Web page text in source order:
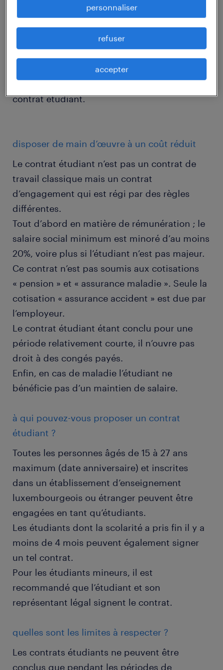
fiscal et social avantageux.
un de vos cadres ou employés expérimentés
Voici les principales choses à connaître sur le
contrat étudiant.
disposer de main d’œuvre à un coût réduit
Le contrat étudiant n’est pas un contrat de
travail classique mais un contrat
d’engagement qui est régi par des règles
différentes.
Tout d’abord en matière de rémunération ; le
salaire social minimum est minoré d’au moins
20%, voire plus si l’étudiant n’est pas majeur.
Ce contrat n’est pas soumis aux cotisations
« pension » et « assurance maladie ». Seule la
cotisation « assurance accident » est due par
l’employeur.
Le contrat étudiant étant conclu pour une
période relativement courte, il n’ouvre pas
droit à des congés payés.
Enfin, en cas de maladie l’étudiant ne
bénéficie pas d’un maintien de salaire.
à qui pouvez-vous proposer un contrat
étudiant ?
Toutes les personnes âgés de 15 à 27 ans
maximum (date anniversaire) et inscrites
dans un établissement d’enseignement
luxembourgeois ou étranger peuvent être
engagées en tant qu’étudiants.
Les étudiants dont la scolarité a pris fin il y a
moins de 4 mois peuvent également signer
un tel contrat.
Pour les étudiants mineurs, il est
recommandé que l’étudiant et son
représentant légal signent le contrat.
quelles sont les limites à respecter ?
Les contrats étudiants ne peuvent être
conclus que pendant les périodes de
personnaliser
refuser
accepter